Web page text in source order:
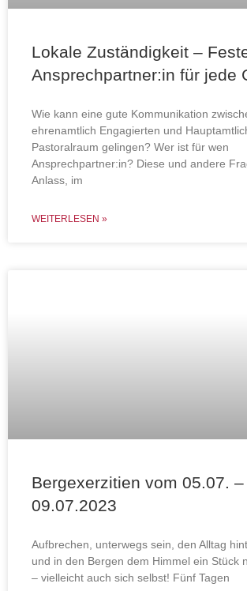
Lokale Zuständigkeit –
Ansprechpartner:in für jede
Wie kann eine gute Kommunikation
ehrenamtlich Engagierten und
Pastoralraum gelingen? Wer ist für wen
Ansprechpartner:in? Diese und andere
Anlass, im
WEITERLESEN »
Bergexerzitien vom 05.07. –
09.07.2023
Aufbrechen, unterwegs sein, den Alltag
und in den Bergen dem Himmel ein Stück
– vielleicht auch sich selbst! Fünf Tagen